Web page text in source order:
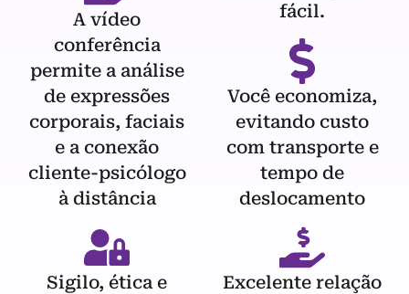
A vídeo
conferência
permite a análise
de expressões
corporais, faciais
e a conexão
cliente-psicólogo
à distância
Sigilo, ética e
fácil.
Você economiza,
evitando custo
com transporte e
tempo de
deslocamento
Excelente relação